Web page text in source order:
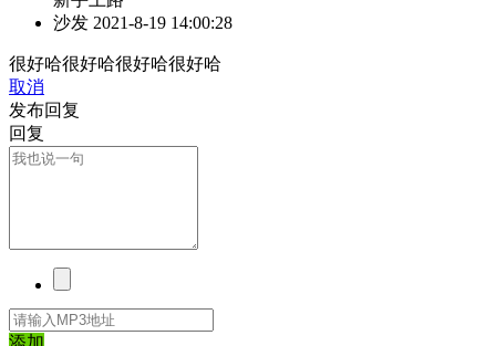
沙发 2021-8-19 14:00:28
很好哈很好哈很好哈很好哈
取消
发布回复
回复
添加